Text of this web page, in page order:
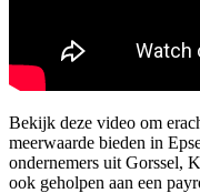
Bekijk deze video om
meerwaarde bieden in
ondernemers uit Gorssel,
ook geholpen aan een